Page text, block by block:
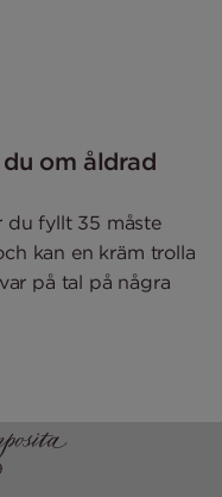
om åldrad
du fyllt 35 måste
kan en kräm trolla
på tal på några